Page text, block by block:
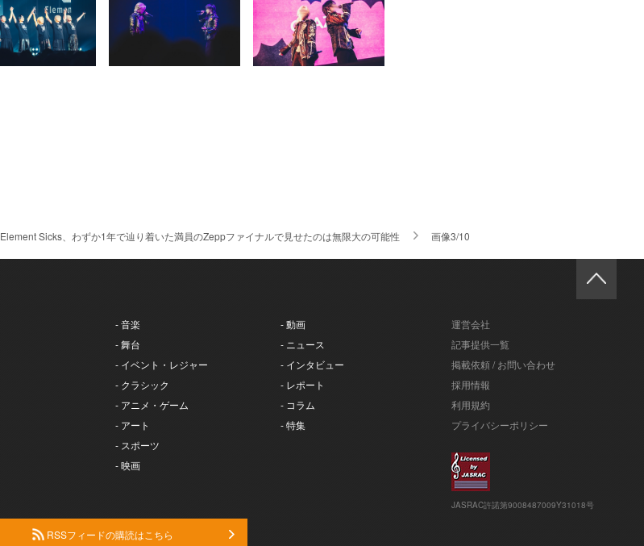
Element Sicks、わずか1年で辿り着いた満員のZeppファイナルで見せたのは無限大の可能性 画像3/10
- 音楽
- 舞台
- イベント・レジャー
- クラシック
- アニメ・ゲーム
- アート
- スポーツ
- 映画
- 動画
- ニュース
- インタビュー
- レポート
- コラム
- 特集
運営会社
記事提供一覧
掲載依頼 / お問い合わせ
採用情報
利用規約
プライバシーポリシー
JASRAC許諾第9008487009Y31018号
RSSフィードの購読はこちら